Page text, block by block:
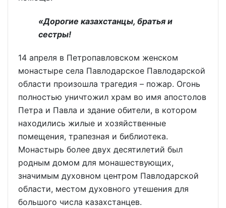
«Дорогие казахстанцы, братья и
сестры!
14 апреля в Петропавловском женском
монастыре села Павлодарское Павлодарской
области произошла трагедия – пожар. Огонь
полностью уничтожил храм во имя апостолов
Петра и Павла и здание обители, в котором
находились жилые и хозяйственные
помещения, трапезная и библиотека.
Монастырь более двух десятилетий был
родным домом для монашествующих,
значимым духовном центром Павлодарской
области, местом духовного утешения для
большого числа казахстанцев.